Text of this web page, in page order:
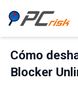
Cómo
Blocker